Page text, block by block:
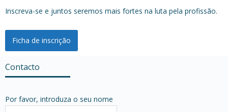
Inscreva-se e juntos seremos mais fortes na luta pela profissão.
Ficha de inscrição
Contacto
Por favor, introduza o seu nome